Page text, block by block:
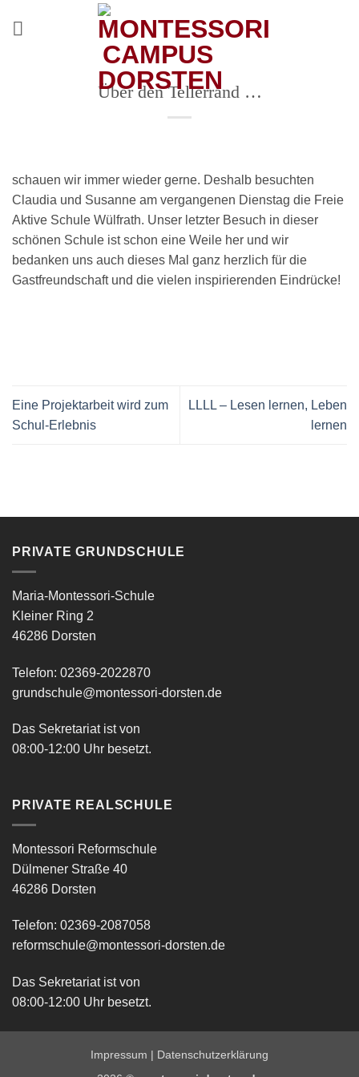
Über den Tellerrand …
schauen wir immer wieder gerne. Deshalb besuchten
Claudia und Susanne am vergangenen Dienstag die Freie
Aktive Schule Wülfrath. Unser letzter Besuch in dieser
schönen Schule ist schon eine Weile her und wir
bedanken uns auch dieses Mal ganz herzlich für die
Gastfreundschaft und die vielen inspirierenden Eindrücke!
Eine Projektarbeit wird zum
Schul-Erlebnis
LLLL – Lesen lernen, Leben
lernen
PRIVATE GRUNDSCHULE
Maria-Montessori-Schule
Kleiner Ring 2
46286 Dorsten
Telefon: 02369-2022870
grundschule@montessori-dorsten.de
Das Sekretariat ist von
08:00-12:00 Uhr besetzt.
PRIVATE REALSCHULE
Montessori Reformschule
Dülmener Straße 40
46286 Dorsten
Telefon: 02369-2087058
reformschule@montessori-dorsten.de
Das Sekretariat ist von
08:00-12:00 Uhr besetzt.
Impressum | Datenschutzerklärung